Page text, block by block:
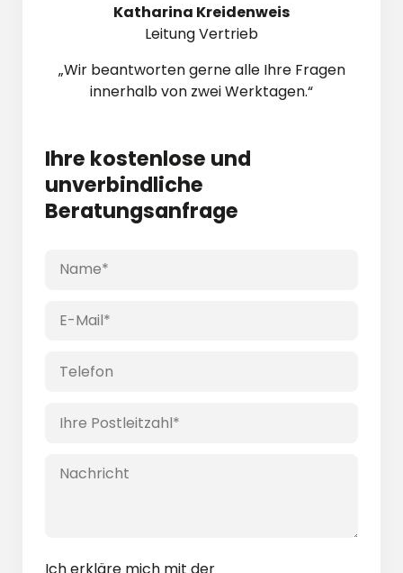
Ihre kostenlose und
unver­bindliche
Beratungs­anfrage
Ich erkläre mich mit der
Katharina Kreidenweis
Leitung Vertrieb
„Wir beantworten gerne alle Ihre Fragen
innerhalb von zwei Werktagen.“